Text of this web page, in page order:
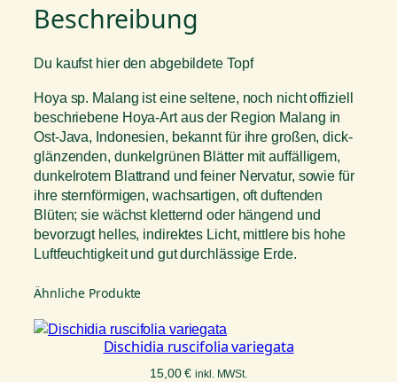
Beschreibung
Du kaufst hier den abgebildete Topf
Hoya sp. Malang ist eine seltene, noch nicht offiziell
beschriebene Hoya-Art aus der Region Malang in
Ost-Java, Indonesien, bekannt für ihre großen, dick-
glänzenden, dunkelgrünen Blätter mit auffälligem,
dunkelrotem Blattrand und feiner Nervatur, sowie für
ihre sternförmigen, wachsartigen, oft duftenden
Blüten; sie wächst kletternd oder hängend und
bevorzugt helles, indirektes Licht, mittlere bis hohe
Luftfeuchtigkeit und gut durchlässige Erde.
Ähnliche Produkte
Dischidia ruscifolia variegata
15,00€ inkl. MWSt.